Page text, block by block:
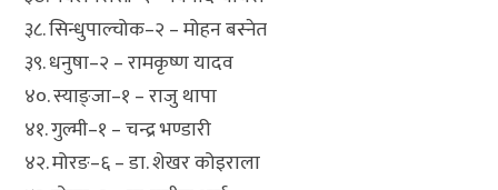
३८. सिन्धुपाल्चोक–२ – मोहन बस्नेत
३९. धनुषा–२ – रामकृष्ण यादव
४०. स्याङ्जा–१ – राजु थापा
४१. गुल्मी–१ – चन्द्र भण्डारी
४२. मोरङ–६ – डा. शेखर कोइराला